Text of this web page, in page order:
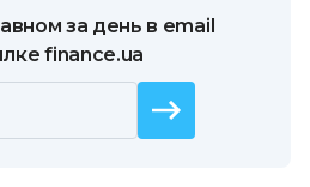
за день в email
finance.ua